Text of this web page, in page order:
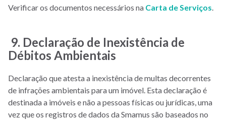
Verificar os documentos necessários na Carta de Serviços.
9. Declaração de Inexistência de
Débitos Ambientais
Declaração que atesta a inexistência de multas decorrentes
de infrações ambientais para um imóvel. Esta declaração é
destinada a imóveis e não a pessoas físicas ou jurídicas, uma
vez que os registros de dados da Smamus são baseados no